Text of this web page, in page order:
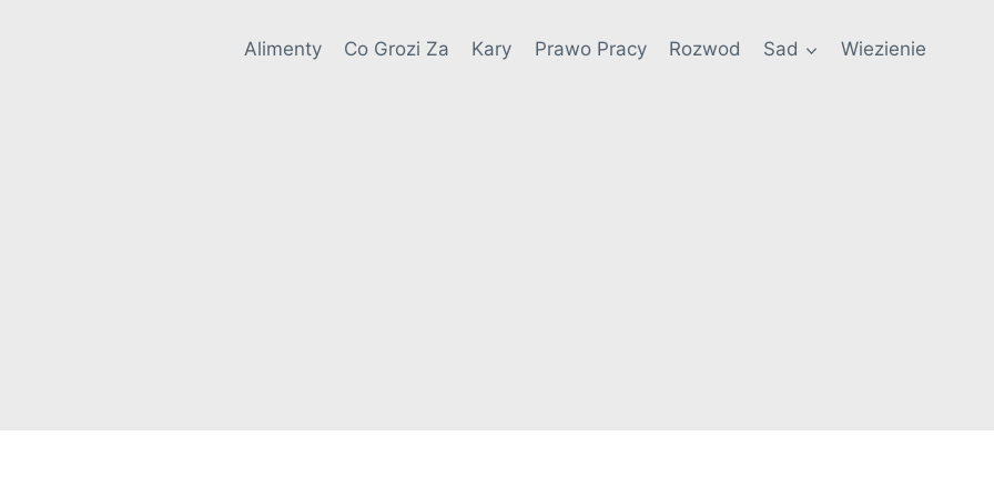
Alimenty Co Grozi Za Kary Prawo Pracy Rozwod Sad Wiezienie